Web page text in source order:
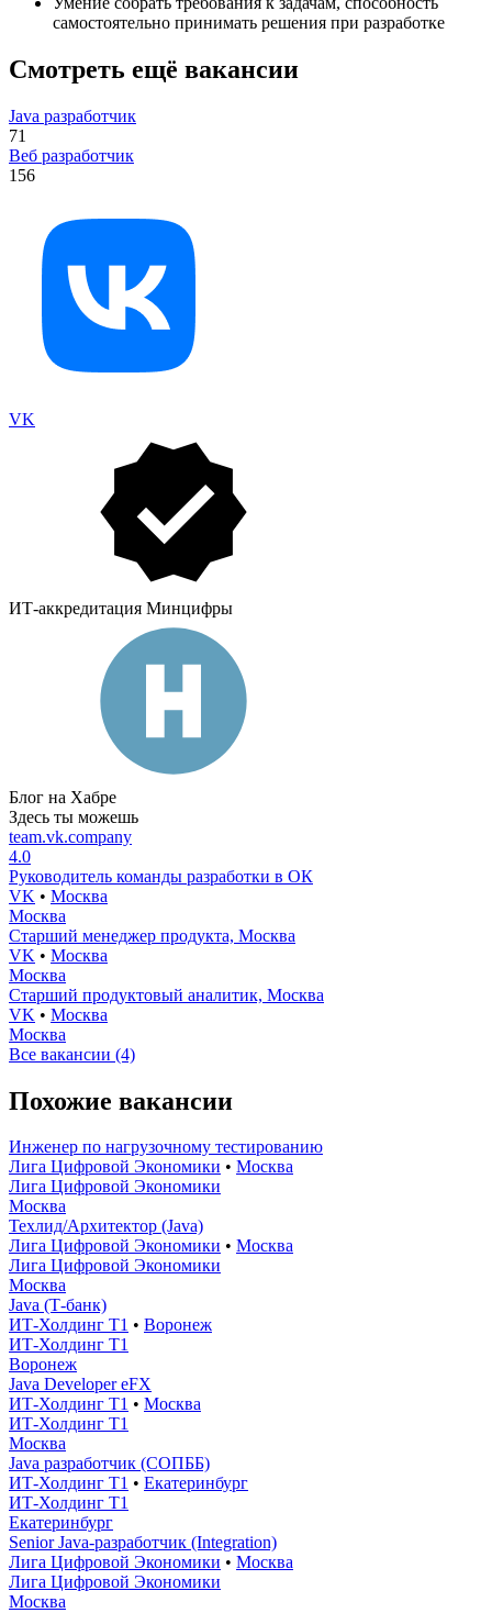
самостоятельно принимать решения при разработке
Смотреть ещё вакансии
Java разработчик
71
Веб разработчик
156
VK
ИТ-аккредитация Минцифры
Блог на Хабре
Здесь ты можешь
team.vk.company
4.0
Руководитель команды разработки в ОК
VK • Москва
Москва
Старший менеджер продукта, Москва
VK • Москва
Москва
Старший продуктовый аналитик, Москва
VK • Москва
Москва
Все вакансии (4)
Похожие вакансии
Инженер по нагрузочному тестированию
Лига Цифровой Экономики • Москва
Лига Цифровой Экономики
Москва
Техлид/Архитектор (Java)
Лига Цифровой Экономики • Москва
Лига Цифровой Экономики
Москва
Java (Т-банк)
ИТ-Холдинг Т1 • Воронеж
ИТ-Холдинг Т1
Воронеж
Java Developer eFX
ИТ-Холдинг Т1 • Москва
ИТ-Холдинг Т1
Москва
Java разработчик (СОПББ)
ИТ-Холдинг Т1 • Екатеринбург
ИТ-Холдинг Т1
Екатеринбург
Senior Java-разработчик (Integration)
Лига Цифровой Экономики • Москва
Лига Цифровой Экономики
Москва